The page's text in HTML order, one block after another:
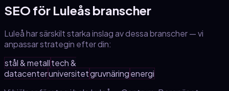
SEO för Luleås branscher
Luleåhar särskilt starka inslag av dessa branscher — vi
anpassar strategin efter din:
stål & metalltech &
datacenteruniversitetgruvnäringenergi